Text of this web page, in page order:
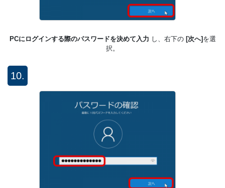
PCにログインする際のパスワードを決めて入力 し、右下の [次へ]を選
択。
10.